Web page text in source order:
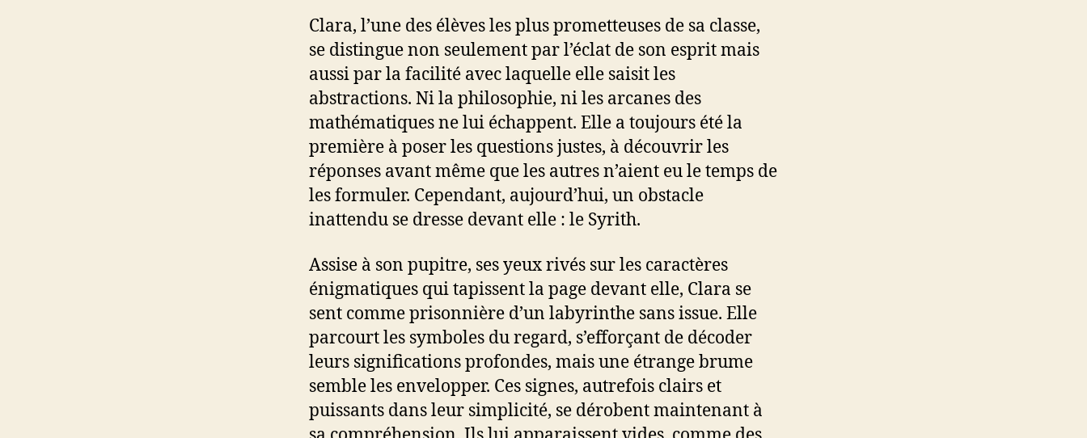
Clara, l’une des élèves les plus prometteuses de sa classe,
se distingue non seulement par l’éclat de son esprit mais
aussi par la facilité avec laquelle elle saisit les
abstractions. Ni la philosophie, ni les arcanes des
mathématiques ne lui échappent. Elle a toujours été la
première à poser les questions justes, à découvrir les
réponses avant même que les autres n’aient eu le temps de
les formuler. Cependant, aujourd’hui, un obstacle
inattendu se dresse devant elle : le Syrith.
Assise à son pupitre, ses yeux rivés sur les caractères
énigmatiques qui tapissent la page devant elle, Clara se
sent comme prisonnière d’un labyrinthe sans issue. Elle
parcourt les symboles du regard, s’efforçant de décoder
leurs significations profondes, mais une étrange brume
semble les envelopper. Ces signes, autrefois clairs et
puissants dans leur simplicité, se dérobent maintenant à